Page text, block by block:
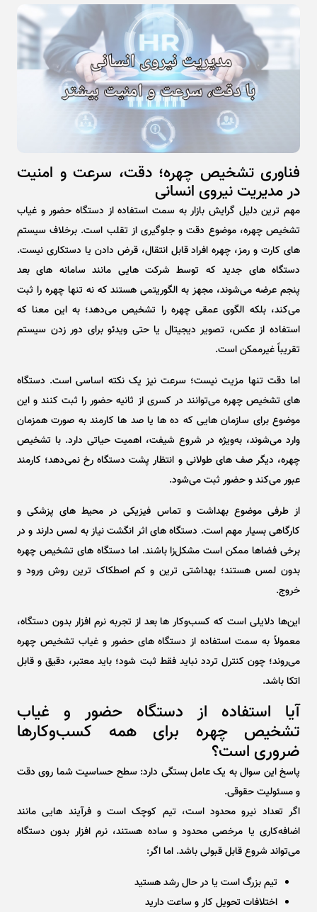
فناوری تشخیص چهره؛ دقت، سرعت و امنیت
در مدیریت نیروی انسانی
مهم‌ ترین دلیل گرایش بازار به سمت استفاده از دستگاه حضور و غیاب
تشخیص چهره، موضوع دقت و جلوگیری از تقلب است. برخلاف سیستم
‌های کارت و رمز، چهره افراد قابل انتقال، قرض دادن یا دستکاری نیست.
دستگاه‌ های جدید که توسط شرکت ‌هایی مانند سامانه ‌های بعد
پنجم عرضه می‌شوند، مجهز به الگوریتمی هستند که نه ‌تنها چهره را ثبت
می‌کند، بلکه الگوی عمقی چهره را تشخیص می‌دهد؛ به این معنا که
استفاده از عکس، تصویر دیجیتال یا حتی ویدئو برای دور زدن سیستم
تقریباً غیرممکن است.
اما دقت تنها مزیت نیست؛ سرعت نیز یک نکته اساسی است. دستگاه
‌های تشخیص چهره می‌توانند در کسری از ثانیه حضور را ثبت کنند و این
موضوع برای سازمان ‌هایی که ده‌ ها یا صد ها کارمند به ‌صورت همزمان
وارد می‌شوند، به‌ویژه در شروع شیفت، اهمیت حیاتی دارد. با تشخیص
چهره، دیگر صف‌ های طولانی و انتظار پشت دستگاه رخ نمی‌دهد؛ کارمند
عبور می‌کند و حضور ثبت می‌شود.
از طرفی موضوع بهداشت و تماس فیزیکی در محیط‌ های پزشکی و
کارگاهی بسیار مهم است. دستگاه ‌های اثر انگشت نیاز به لمس دارند و در
برخی فضاها ممکن است مشکل‌زا باشند. اما دستگاه‌ های تشخیص چهره
بدون لمس هستند؛ بهداشتی‌ ترین و کم ‌اصطکاک ‌ترین روش ورود و
خروج.
این‌ها دلایلی است که کسب‌وکار ها بعد از تجربه نرم‌ افزار بدون دستگاه،
معمولاً به سمت استفاده از دستگاه‌ های حضور و غیاب تشخیص چهره
می‌روند؛ چون کنترل تردد نباید فقط ثبت شود؛ باید معتبر، دقیق و قابل
اتکا باشد.
آیا استفاده از دستگاه حضور و غیاب
تشخیص چهره برای همه کسب‌وکارها
ضروری است؟
پاسخ این سوال به یک عامل بستگی دارد: سطح حساسیت شما روی دقت
و مسئولیت حقوقی.
اگر تعداد نیرو محدود است، تیم کوچک است و فرآیند هایی مانند
اضافه‌کاری یا مرخصی محدود و ساده هستند، نرم ‌افزار بدون دستگاه
می‌تواند شروع قابل قبولی باشد. اما اگر:
تیم بزرگ است یا در حال رشد هستید
اختلافات تحویل کار و ساعت دارید